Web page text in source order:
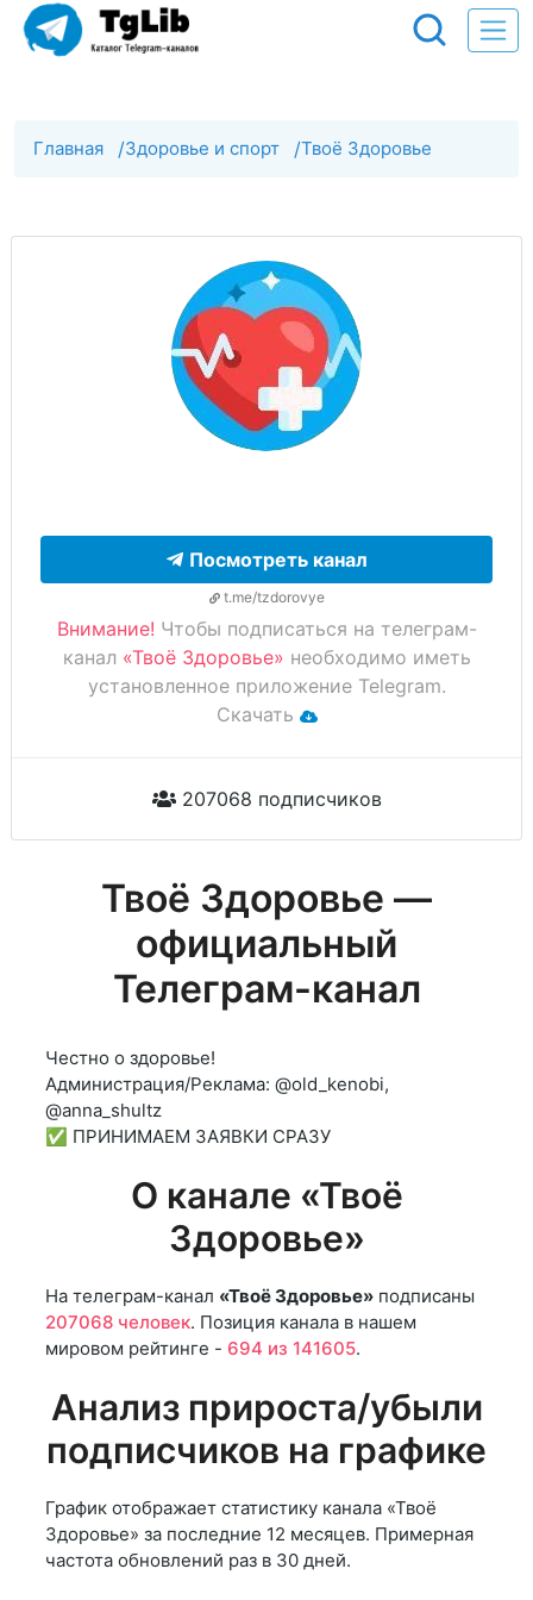
Главная /Здоровье и спорт /Твоё Здоровье
Посмотреть канал
t.me/tzdorovye
Внимание! Чтобы подписаться на телеграм-
канал «Твоё Здоровье» необходимо иметь
установленное приложение Telegram.
Скачать
207068 подписчиков
Твоё Здоровье —
официальный
Телеграм-канал
Честно о здоровье!
Администрация/Реклама: @old_kenobi,
@anna_shultz
✅ ПРИНИМАЕМ ЗАЯВКИ СРАЗУ
О канале «Твоё
Здоровье»
На телеграм-канал «Твоё Здоровье» подписаны
207068 человек. Позиция канала в нашем
мировом рейтинге - 694 из 141605.
Анализ прироста/убыли
подписчиков на графике
График отображает статистику канала «Твоё
Здоровье» за последние 12 месяцев. Примерная
частота обновлений раз в 30 дней.